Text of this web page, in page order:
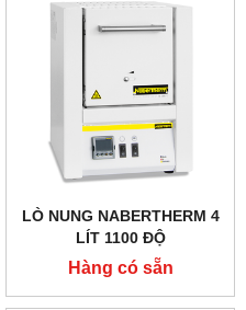
LÒ NUNG NABERTHERM 4
LÍT 1100 ĐỘ
Hàng có sẵn